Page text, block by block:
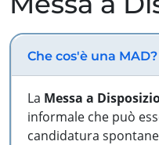
Che cos'è una MAD?
La Messa a
informale che può
candidatura